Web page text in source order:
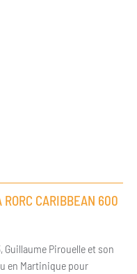
CARIBBEAN 600
Guillaume Pirouelle et son
en Martinique pour